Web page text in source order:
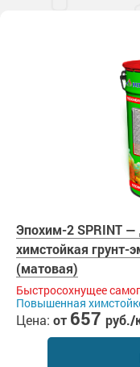
Эпохим-2 SPRINT —
химстойкая грунт-
(матовая)
Быстросохнущее
Повышенная
Цена: от 657 руб./